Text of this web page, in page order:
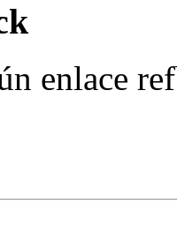
enlace